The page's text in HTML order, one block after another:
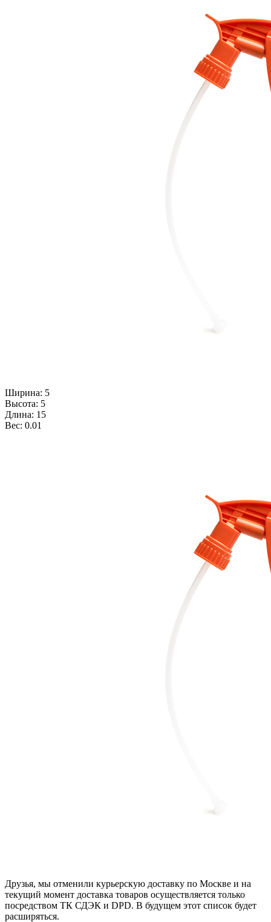
Ширина: 5
Высота: 5
Длина: 15
Вес: 0.01
Друзья, мы отменили курьерскую доставку по Москве и на
текущий момент доставка товаров осуществляется только
посредством ТК СДЭК и DPD. В будущем этот список будет
расширяться.